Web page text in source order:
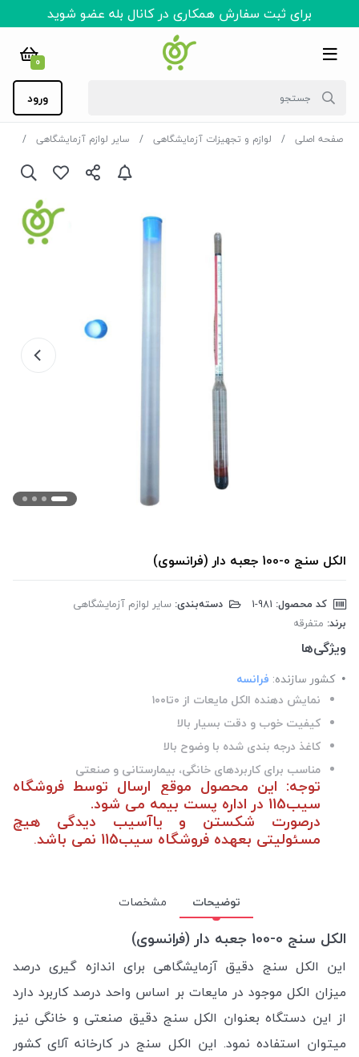
برای ثبت سفارش همکاری در کانال بله عضو شوید
0
ورود
صفحه اصلی لوازم و تجهیزات آزمایشگاهی سایر لوازم آزمایشگاهی
الکل سنج 0-100 جعبه دار (فرانسوی)
کد محصول: دسته‌بندی: سایر لوازم آزمایشگاهی
برند: متفرقه
ویژگی‌ها
کشور سازنده: فرانسه
نمایش دهنده الکل مایعات از ۰تا۱۰۰
کیفیت خوب و دقت بسیار بالا
کاغذ درجه بندی شده با وضوح بالا
مناسب برای کاربردهای خانگی، بیمارستانی و صنعتی
توجه: این محصول موقع ارسال توسط فروشگاه
سیب115 در اداره پست بیمه می شود.
درصورت شکستن و یاآسیب دیدگی هیچ
مسئولیتی بعهده فروشگاه سیب115 نمی باشد .
توضیحات مشخصات
الکل سنج 0-100 جعبه دار (فرانسوی)
این الکل سنج دقیق آزمایشگاهی برای اندازه گیری درصد
میزان الکل موجود در مایعات بر اساس واحد درصد کاربرد دارد
از این دستگاه بعنوان الکل سنج دقیق صنعتی و خانگی نیز
میتوان استفاده نمود. این الکل سنج در کارخانه آلای کشور